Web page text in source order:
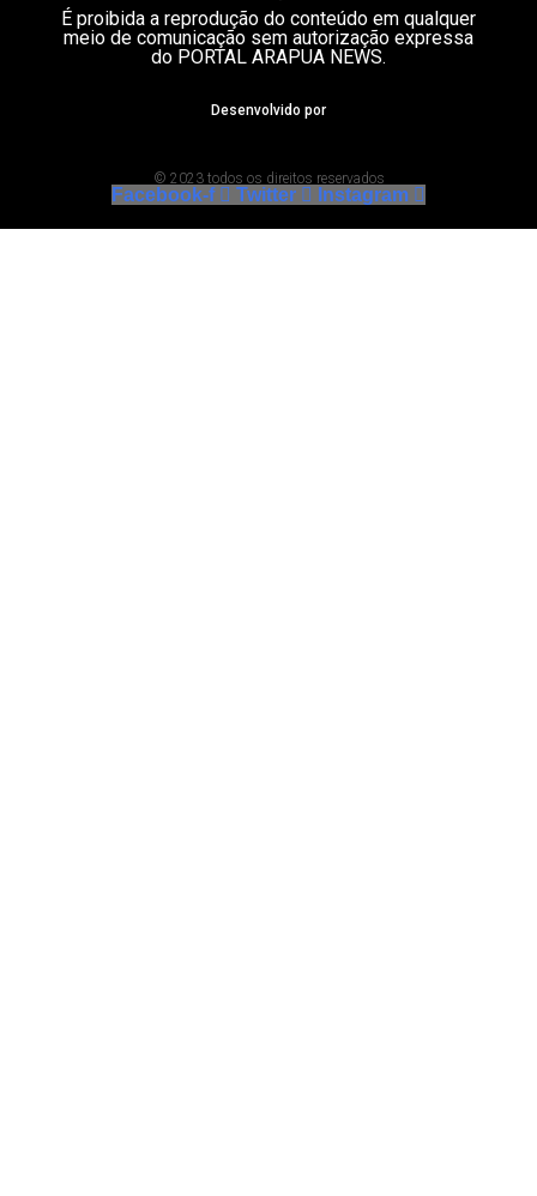
É proibida a reprodução do conteúdo em qualquer
meio de comunicação sem autorização expressa
do PORTAL ARAPUA NEWS.
Desenvolvido por
© 2023 todos os direitos reservados
Facebook-f Twitter Instagram